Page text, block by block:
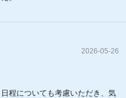
2026-05-26
程についても考慮いただき、気